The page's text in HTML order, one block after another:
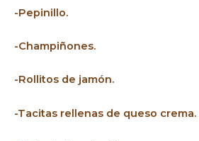
-Pepinillo.
-Champiñones.
-Rollitos de jamón.
-Tacitas rellenas de queso crema.